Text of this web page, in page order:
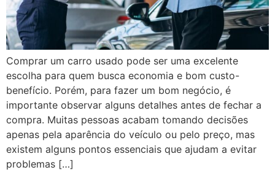
Comprar um carro usado pode ser uma excelente
escolha para quem busca economia e bom custo-
benefício. Porém, para fazer um bom negócio, é
importante observar alguns detalhes antes de fechar a
compra. Muitas pessoas acabam tomando decisões
apenas pela aparência do veículo ou pelo preço, mas
existem alguns pontos essenciais que ajudam a evitar
problemas […]